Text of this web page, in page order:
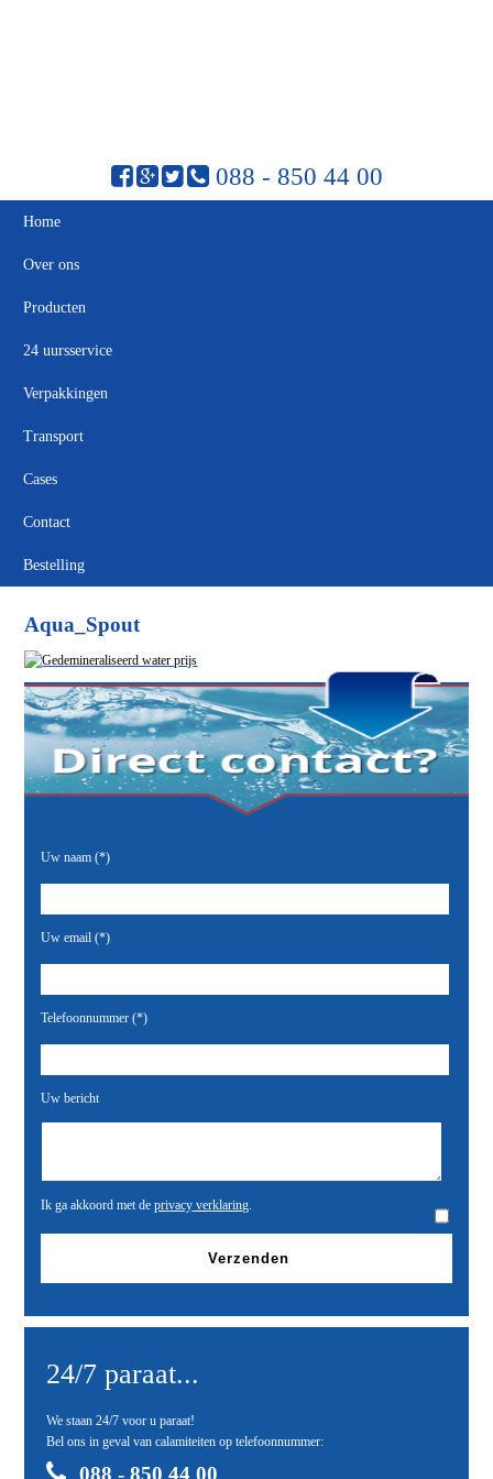
088 - 850 44 00
Home
Over ons
Producten
24 uursservice
Verpakkingen
Transport
Cases
Contact
Bestelling
Aqua_Spout
Uw naam (*)
Uw email (*)
Telefoonnummer (*)
Uw bericht
Ik ga akkoord met deprivacy verklaring.
24/7 paraat...
We staan 24/7 voor u paraat!
Bel ons in geval van calamiteiten op telefoonnummer: